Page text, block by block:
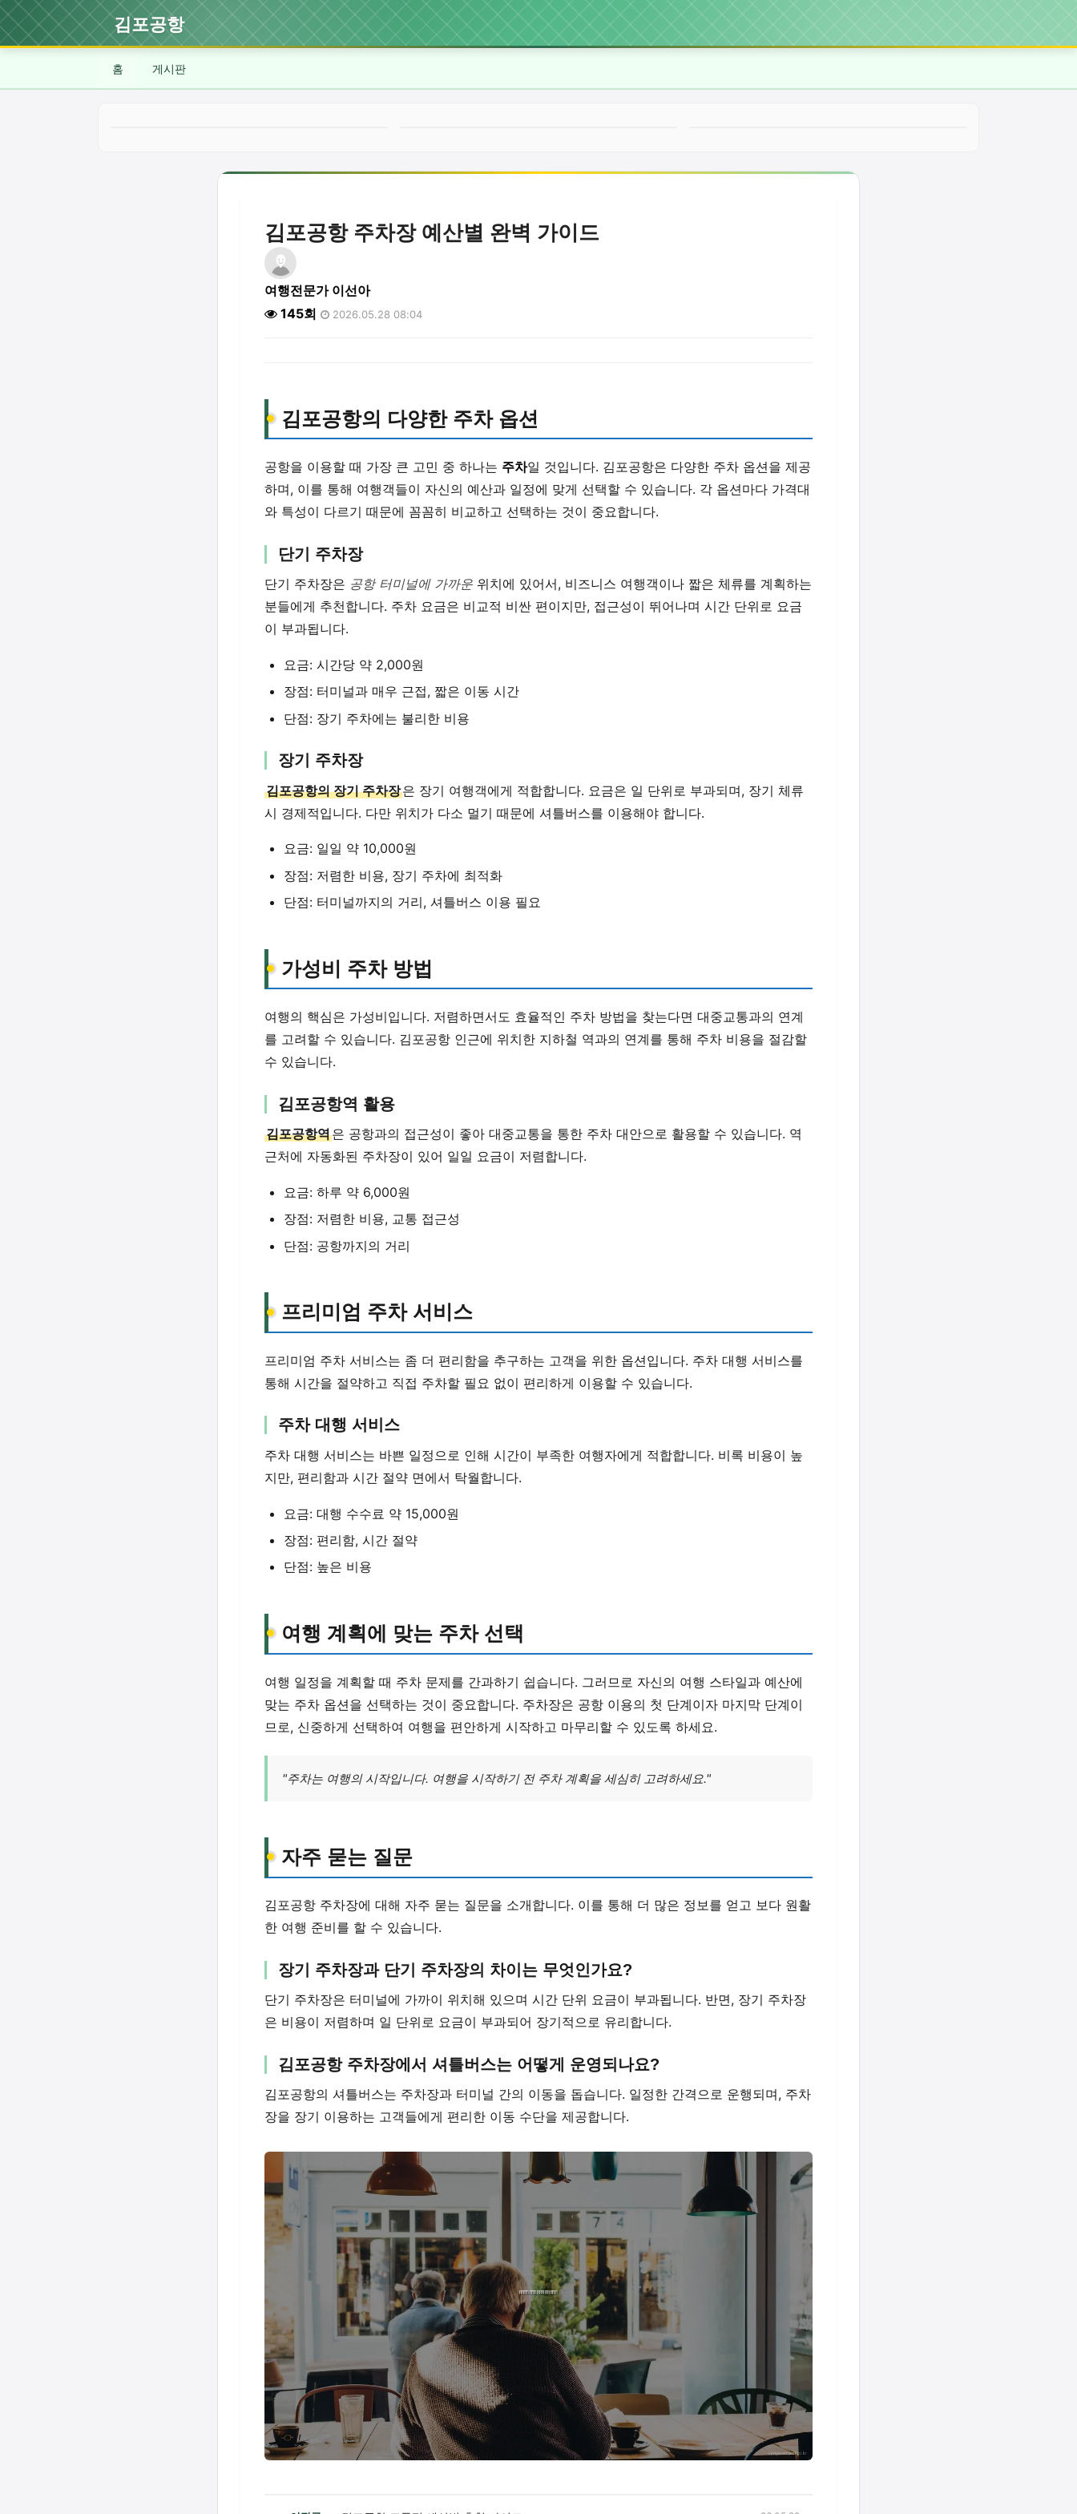
김포공항
홈 게시판
김포공항 주차장 예산별 완벽 가이드
여행전문가 이선아
145회
2026.05.28 08:04
김포공항의 다양한 주차 옵션
공항을 이용할 때 가장 큰 고민 중 하나는 주차일 것입니다. 김포공항은 다양한 주차 옵션을 제공
하며, 이를 통해 여행객들이 자신의 예산과 일정에 맞게 선택할 수 있습니다. 각 옵션마다 가격대
와 특성이 다르기 때문에 꼼꼼히 비교하고 선택하는 것이 중요합니다.
단기 주차장
단기 주차장은 공항 터미널에 가까운 위치에 있어서, 비즈니스 여행객이나 짧은 체류를 계획하는
분들에게 추천합니다. 주차 요금은 비교적 비싼 편이지만, 접근성이 뛰어나며 시간 단위로 요금
이 부과됩니다.
요금: 시간당 약 2,000원
장점: 터미널과 매우 근접, 짧은 이동 시간
단점: 장기 주차에는 불리한 비용
장기 주차장
김포공항의 장기 주차장은 장기 여행객에게 적합합니다. 요금은 일 단위로 부과되며, 장기 체류
시 경제적입니다. 다만 위치가 다소 멀기 때문에 셔틀버스를 이용해야 합니다.
요금: 일일 약 10,000원
장점: 저렴한 비용, 장기 주차에 최적화
단점: 터미널까지의 거리, 셔틀버스 이용 필요
가성비 주차 방법
여행의 핵심은 가성비입니다. 저렴하면서도 효율적인 주차 방법을 찾는다면 대중교통과의 연계
를 고려할 수 있습니다. 김포공항 인근에 위치한 지하철 역과의 연계를 통해 주차 비용을 절감할
수 있습니다.
김포공항역 활용
김포공항역은 공항과의 접근성이 좋아 대중교통을 통한 주차 대안으로 활용할 수 있습니다. 역
근처에 자동화된 주차장이 있어 일일 요금이 저렴합니다.
요금: 하루 약 6,000원
장점: 저렴한 비용, 교통 접근성
단점: 공항까지의 거리
프리미엄 주차 서비스
프리미엄 주차 서비스는 좀 더 편리함을 추구하는 고객을 위한 옵션입니다. 주차 대행 서비스를
통해 시간을 절약하고 직접 주차할 필요 없이 편리하게 이용할 수 있습니다.
주차 대행 서비스
주차 대행 서비스는 바쁜 일정으로 인해 시간이 부족한 여행자에게 적합합니다. 비록 비용이 높
지만, 편리함과 시간 절약 면에서 탁월합니다.
요금: 대행 수수료 약 15,000원
장점: 편리함, 시간 절약
단점: 높은 비용
여행 계획에 맞는 주차 선택
여행 일정을 계획할 때 주차 문제를 간과하기 쉽습니다. 그러므로 자신의 여행 스타일과 예산에
맞는 주차 옵션을 선택하는 것이 중요합니다. 주차장은 공항 이용의 첫 단계이자 마지막 단계이
므로, 신중하게 선택하여 여행을 편안하게 시작하고 마무리할 수 있도록 하세요.
"주차는 여행의 시작입니다. 여행을 시작하기 전 주차 계획을 세심히 고려하세요."
자주 묻는 질문
김포공항 주차장에 대해 자주 묻는 질문을 소개합니다. 이를 통해 더 많은 정보를 얻고 보다 원활
한 여행 준비를 할 수 있습니다.
장기 주차장과 단기 주차장의 차이는 무엇인가요?
단기 주차장은 터미널에 가까이 위치해 있으며 시간 단위 요금이 부과됩니다. 반면, 장기 주차장
은 비용이 저렴하며 일 단위로 요금이 부과되어 장기적으로 유리합니다.
김포공항 주차장에서 셔틀버스는 어떻게 운영되나요?
김포공항의 셔틀버스는 주차장과 터미널 간의 이동을 돕습니다. 일정한 간격으로 운행되며, 주차
장을 장기 이용하는 고객들에게 편리한 이동 수단을 제공합니다.